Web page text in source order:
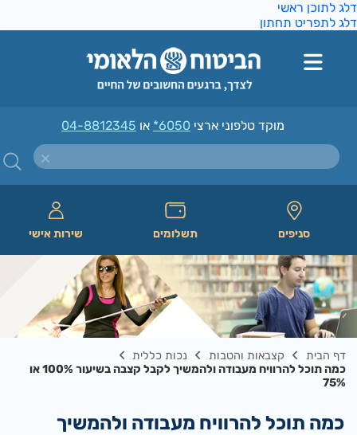
לתוכן ראשי
לתפריט תחתון
מוקד טלפוני ארצי*6050או04-8812345
סניפים תשלומים שירות אישי
דף הבית קצבאות והטבות
נכות כללית
כמה תוכל להרוויח מעבודה ולהמשיך לקבל קצבה בשיעור 100% או
75%
כמה תוכל להרוויח מעבודה ולהמשיך